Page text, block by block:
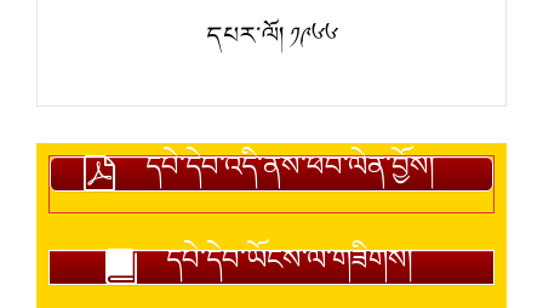
དཔར་ལོ། ༡༩༦༦
དཔེ་དེབ་འདི་ནས་ཕབ་ལེན་བྱོས།
དཔེ་དེབ་ཡོངས་ལ་གཟིགས།